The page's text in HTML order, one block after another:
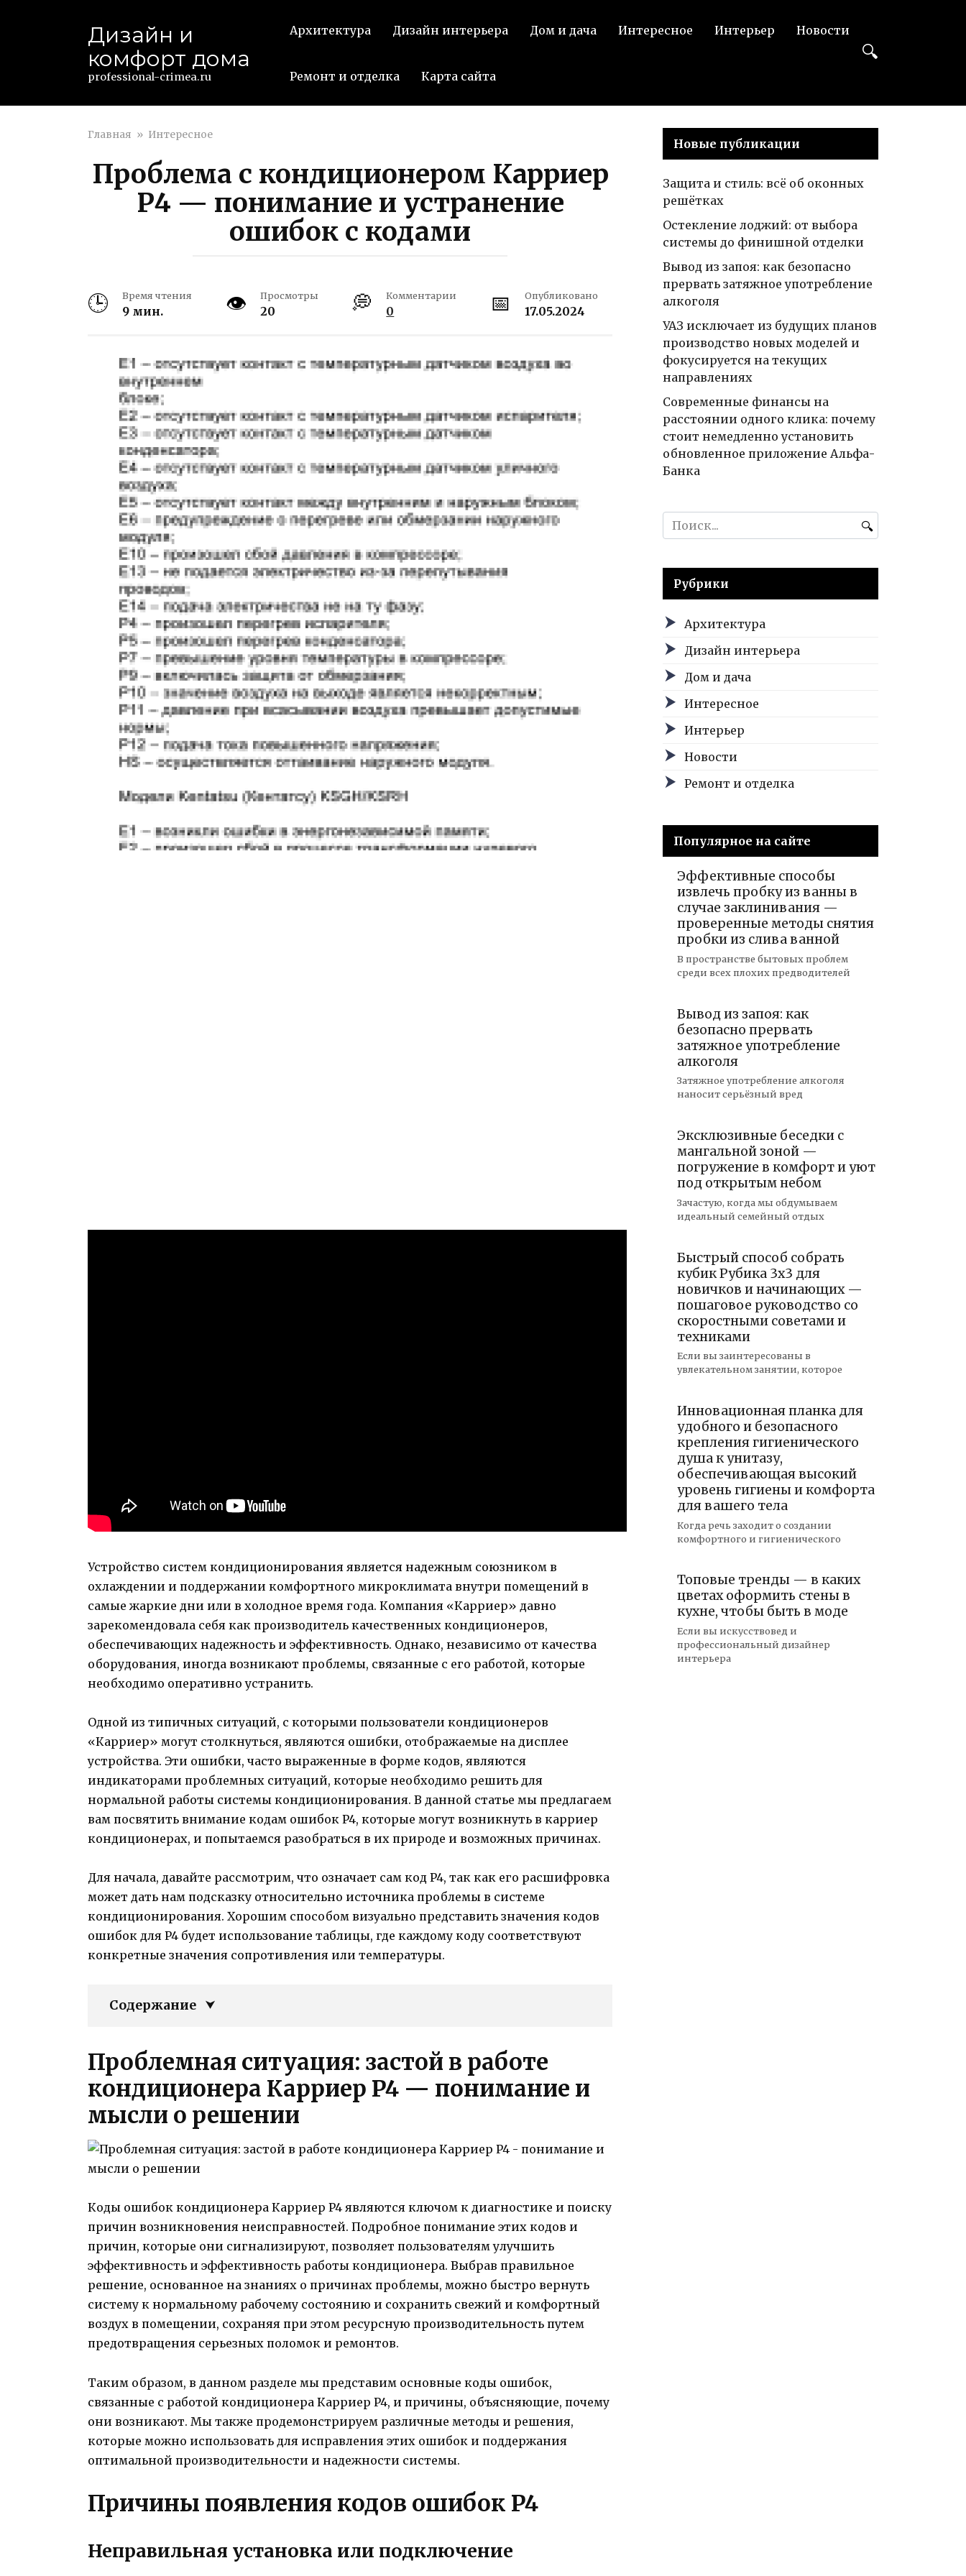
Дизайн и
комфорт дома
professional-crimea.ru
Архитектура Дизайн интерьера Дом и дача Интересное Интерьер Новости
Ремонт и отделка Карта сайта
Главная » Интересное
Проблема с кондиционером Карриер
P4 — понимание и устранение
ошибок с кодами
Время чтения
9 мин.
Просмотры
20
Комментарии
0
Опубликовано
17.05.2024
Устройство систем кондиционирования является надежным союзником в
охлаждении и поддержании комфортного микроклимата внутри помещений в
самые жаркие дни или в холодное время года. Компания «Карриер» давно
зарекомендовала себя как производитель качественных кондиционеров,
обеспечивающих надежность и эффективность. Однако, независимо от качества
оборудования, иногда возникают проблемы, связанные с его работой, которые
необходимо оперативно устранить.
Одной из типичных ситуаций, с которыми пользователи кондиционеров
«Карриер» могут столкнуться, являются ошибки, отображаемые на дисплее
устройства. Эти ошибки, часто выраженные в форме кодов, являются
индикаторами проблемных ситуаций, которые необходимо решить для
нормальной работы системы кондиционирования. В данной статье мы предлагаем
вам посвятить внимание кодам ошибок P4, которые могут возникнуть в карриер
кондиционерах, и попытаемся разобраться в их природе и возможных причинах.
Для начала, давайте рассмотрим, что означает сам код P4, так как его расшифровка
может дать нам подсказку относительно источника проблемы в системе
кондиционирования. Хорошим способом визуально представить значения кодов
ошибок для P4 будет использование таблицы, где каждому коду соответствуют
конкретные значения сопротивления или температуры.
Содержание
Проблемная ситуация: застой в работе
кондиционера Карриер P4 — понимание и
мысли о решении
Коды ошибок кондиционера Карриер P4 являются ключом к диагностике и поиску
причин возникновения неисправностей. Подробное понимание этих кодов и
причин, которые они сигнализируют, позволяет пользователям улучшить
эффективность и эффективность работы кондиционера. Выбрав правильное
решение, основанное на знаниях о причинах проблемы, можно быстро вернуть
систему к нормальному рабочему состоянию и сохранить свежий и комфортный
воздух в помещении, сохраняя при этом ресурсную производительность путем
предотвращения серьезных поломок и ремонтов.
Таким образом, в данном разделе мы представим основные коды ошибок,
связанные с работой кондиционера Карриер P4, и причины, объясняющие, почему
они возникают. Мы также продемонстрируем различные методы и решения,
которые можно использовать для исправления этих ошибок и поддержания
оптимальной производительности и надежности системы.
Причины появления кодов ошибок P4
Неправильная установка или подключение
Новые публикации
Защита и стиль: всё об оконных
решётках
Остекление лоджий: от выбора
системы до финишной отделки
Вывод из запоя: как безопасно
прервать затяжное употребление
алкоголя
УАЗ исключает из будущих планов
производство новых моделей и
фокусируется на текущих
направлениях
Современные финансы на
расстоянии одного клика: почему
стоит немедленно установить
обновленное приложение Альфа-
Банка
Search
for:
Рубрики
Архитектура
Дизайн интерьера
Дом и дача
Интересное
Интерьер
Новости
Ремонт и отделка
Популярное на сайте
Эффективные способы
извлечь пробку из ванны в
случае заклинивания —
проверенные методы снятия
пробки из слива ванной
В пространстве бытовых проблем
среди всех плохих предводителей
Вывод из запоя: как
безопасно прервать
затяжное употребление
алкоголя
Затяжное употребление алкоголя
наносит серьёзный вред
Эксклюзивные беседки с
мангальной зоной —
погружение в комфорт и уют
под открытым небом
Зачастую, когда мы обдумываем
идеальный семейный отдых
Быстрый способ собрать
кубик Рубика 3х3 для
новичков и начинающих —
пошаговое руководство со
скоростными советами и
техниками
Если вы заинтересованы в
увлекательном занятии, которое
Инновационная планка для
удобного и безопасного
крепления гигиенического
душа к унитазу,
обеспечивающая высокий
уровень гигиены и комфорта
для вашего тела
Когда речь заходит о создании
комфортного и гигиенического
Топовые тренды — в каких
цветах оформить стены в
кухне, чтобы быть в моде
Если вы искусствовед и
профессиональный дизайнер
интерьера